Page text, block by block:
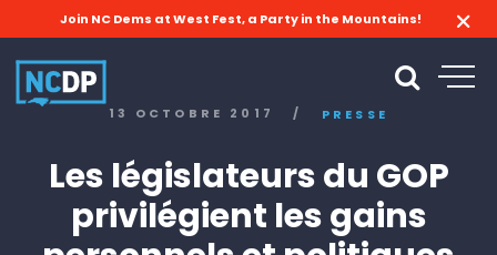
Join NC Dems at West Fest, a Party in the Mountains!
13 OCTOBRE 2017 / PRESSE
Les législateurs du GOP
privilégient les gains